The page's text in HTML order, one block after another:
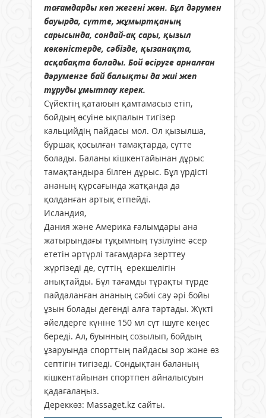
тағамдарды көп жегені жөн. Бұл дәрумен
бауырда, сүтте, жұмыртқаның
сарысында, сондай-ақ сары, қызыл
көкөністерде, сәбізде, қызанақта,
асқабақта болады. Бой өсіруге арналған
дәруменге бай балықты да жиі жеп
тұруды ұмытпау керек.
Сүйектің қатаюын қамтамасыз етіп,
бойдың өсуіне ықпалын тигізер
кальцийдің пайдасы мол. Ол қызылша,
бұршақ қосылған тамақтарда, сүтте
болады. Баланы кішкентайынан дұрыс
тамақтандыра білген дұрыс. Бұл үрдісті
ананың құрсағында жатқанда да
қолданған артық етпейді.
Исландия,
Дания және Америка ғалымдары ана
жатырындағы тұқымның түзілуіне әсер
ететін әртүрлі тағамдарға зерттеу
жүргізеді де, сүттің ерекшелігін
анықтайды. Бұл тағамды тұрақты түрде
пайдаланған ананың сәбиі сау әрі бойы
ұзын болады дегенді алға тартады. Жүкті
әйелдерге күніне 150 мл сүт ішуге кеңес
береді. Ал, буынның созылып, бойдың
ұзаруында спорттың пайдасы зор және өз
септігін тигізеді. Сондықтан баланың
кішкентайынан спортпен айналысуын
қадағалаңыз.
Дереккөз: Massaget.kz сайты.